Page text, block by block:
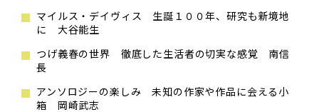
マイルス・デイヴィス 生誕１００年、研究も新境地
に 大谷能生
つげ義春の世界 徹底した生活者の切実な感覚 南信
長
アンソロジーの楽しみ 未知の作家や作品に会える小
箱 岡崎武志